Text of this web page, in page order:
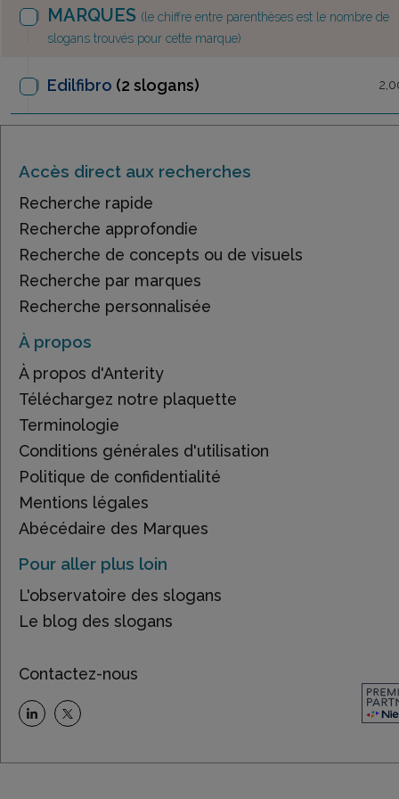
MARQUES (le chiffre entre parenthèses est le nombre de
slogans trouvés pour cette marque)
Edilfibro (2 slogans)
Accès direct aux recherches
Recherche rapide
Recherche approfondie
Recherche de concepts ou de visuels
Recherche par marques
Recherche personnalisée
À propos
À propos d'Anterity
Téléchargez notre plaquette
Terminologie
Conditions générales d'utilisation
Politique de confidentialité
Mentions légales
Abécédaire des Marques
Pour aller plus loin
L'observatoire des slogans
Le blog des slogans
Contactez-nous